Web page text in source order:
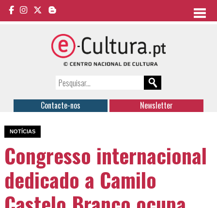
Contacte-nos Newsletter
NOTÍCIAS
Congresso internacional
dedicado a Camilo